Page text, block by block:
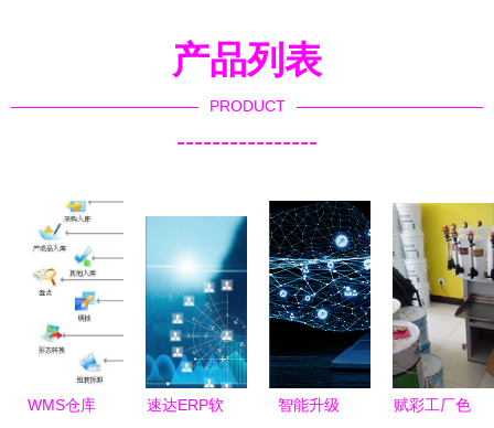
产品列表
PRODUCT
----------------
WMS仓库
速达ERP软
智能升级
赋彩工厂色